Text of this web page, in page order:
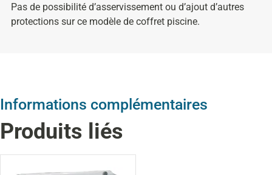
Pas de possibilité d’asservissement ou d’ajout d’autres
protections sur ce modèle de coffret piscine.
Informations complémentaires
Produits liés